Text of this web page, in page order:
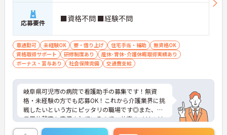
応募要件 ■資格不問 ■経験不問
車通勤可 未経験OK 寮・借り上げ 住宅手当・補助
無資格OK
資格取得サポート
研修制度あり
産休･育休･介護休暇取得実績あり
ボーナス・賞与あり
社会保険完備 交通費支給
岐阜県可児市の病院で看護助手の募集です！無資
格・未経験の方でも応募OK！これから介護業界に挑
戦したいという方にピッタリの職場です◎また、職
員用休憩室も完備されているので、仕事のメリハリ
をつけやすい環境が整っています♪ご興味のある方